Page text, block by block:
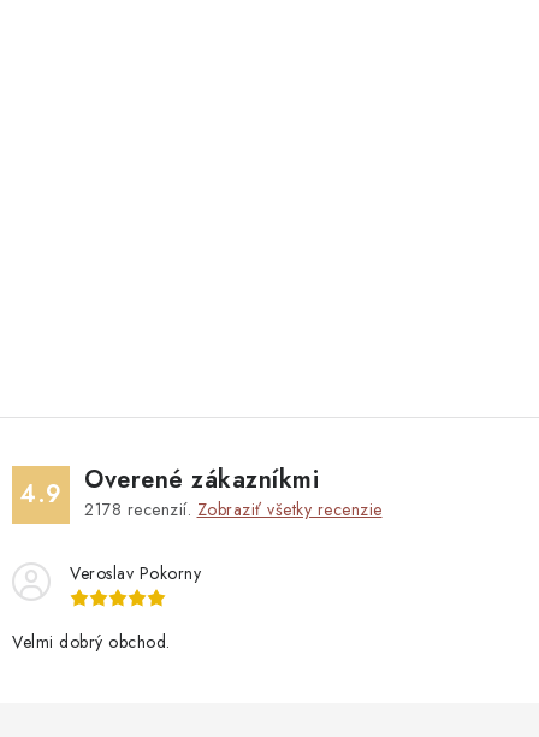
4.9 Overené zákazníkmi
2178 recenzií. Zobraziť všetky recenzie
Veroslav Pokorny
Velmi dobrý obchod.